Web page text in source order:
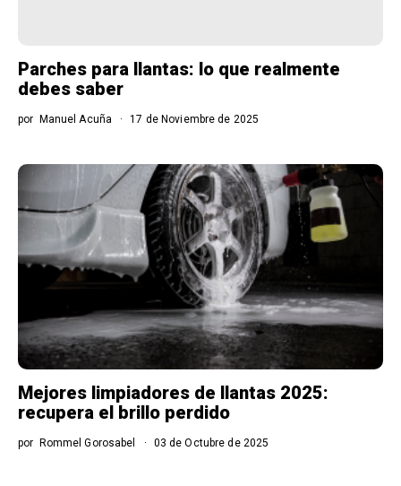
Parches para llantas: lo que realmente
debes saber
por Manuel Acuña 17 de Noviembre de 2025
Mejores limpiadores de llantas 2025:
recupera el brillo perdido
por Rommel Gorosabel 03 de Octubre de 2025